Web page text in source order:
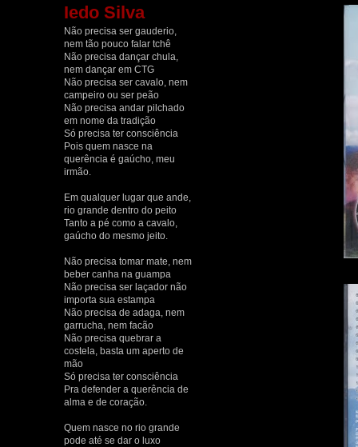
Iedo Silva
Não precisa ser gauderio,
nem tão pouco falar tchê
Não precisa dançar chula,
nem dançar em CTG
Não precisa ser cavalo, nem
campeiro ou ser peão
Não precisa andar pilchado
em nome da tradição
Só precisa ter consciência
Pois quem nasce na
querência é gaúcho, meu
irmão.
Em qualquer lugar que ande,
rio grande dentro do peito
Tanto a pé como a cavalo,
gaúcho do mesmo jeito.
Não precisa tomar mate, nem
beber canha na guampa
Não precisa ser laçador não
importa sua estampa
Não precisa de adaga, nem
garrucha, nem facão
Não precisa quebrar a
costela, basta um aperto de
mão
Só precisa ter consciência
Pra defender a querência de
alma e de coração.
Quem nasce no rio grande
pode até se dar o luxo